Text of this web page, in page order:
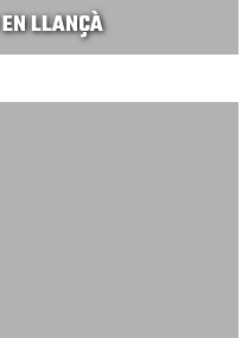
LLANÇÀ